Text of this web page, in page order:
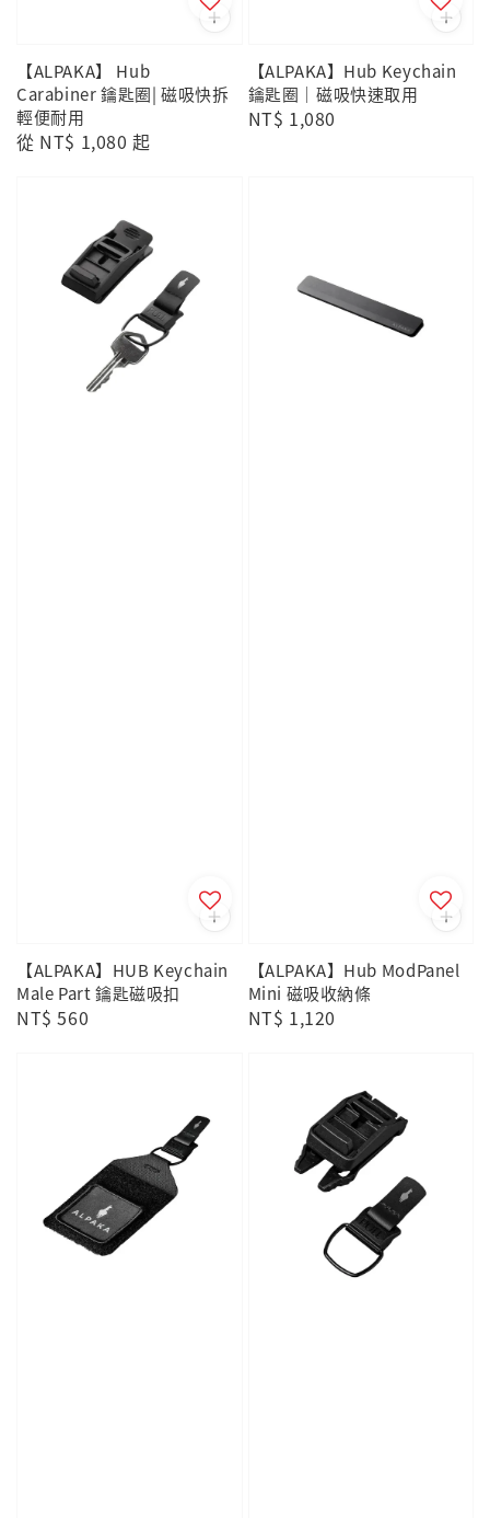
【ALPAKA】 Hub
Carabiner 鑰匙圈| 磁吸快拆
輕便耐用
Regular
從 NT$ 1,080 起
【ALPAKA】Hub Keychain
鑰匙圈｜磁吸快速取用
Regular
NT$ 1,080
【ALPAKA】HUB Keychain
Male Part 鑰匙磁吸扣
Regular
NT$ 560
【ALPAKA】Hub ModPanel
Mini 磁吸收納條
Regular
NT$ 1,120